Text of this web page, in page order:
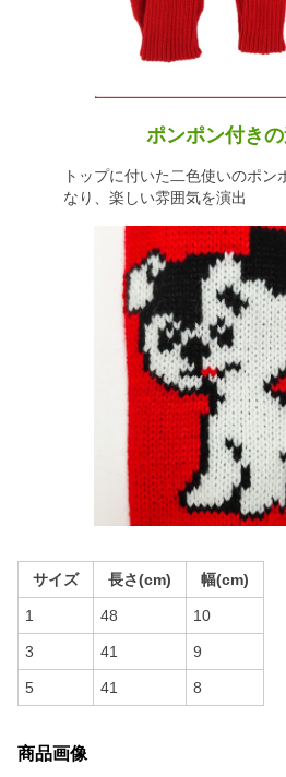
ポンポン付き
トップに付いた二色使いのポン
なり、楽しい雰囲気を演出
サイズ 長さ(cm) 幅(cm)
1 48 10
3 41 9
5 41 8
商品画像